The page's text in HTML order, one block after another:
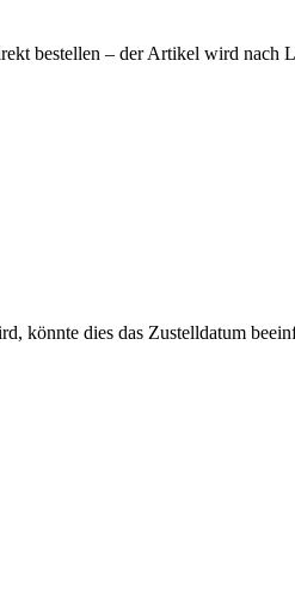
bestellen – der Artikel wird nach
könnte dies das Zustelldatum